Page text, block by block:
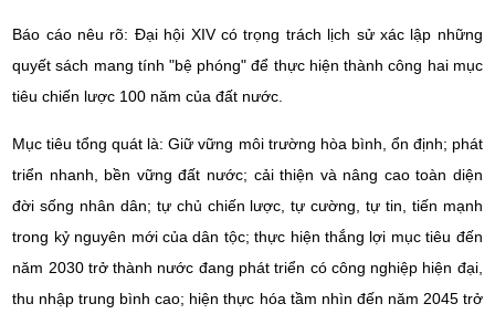
Báo cáo nêu rõ: Đại hội XIV có trọng trách lịch sử xác lập những
quyết sách mang tính "bệ phóng" để thực hiện thành công hai mục
tiêu chiến lược 100 năm của đất nước.
Mục tiêu tổng quát là: Giữ vững môi trường hòa bình, ổn định; phát
triển nhanh, bền vững đất nước; cải thiện và nâng cao toàn diện
đời sống nhân dân; tự chủ chiến lược, tự cường, tự tin, tiến mạnh
trong kỷ nguyên mới của dân tộc; thực hiện thắng lợi mục tiêu đến
năm 2030 trở thành nước đang phát triển có công nghiệp hiện đại,
thu nhập trung bình cao; hiện thực hóa tầm nhìn đến năm 2045 trở